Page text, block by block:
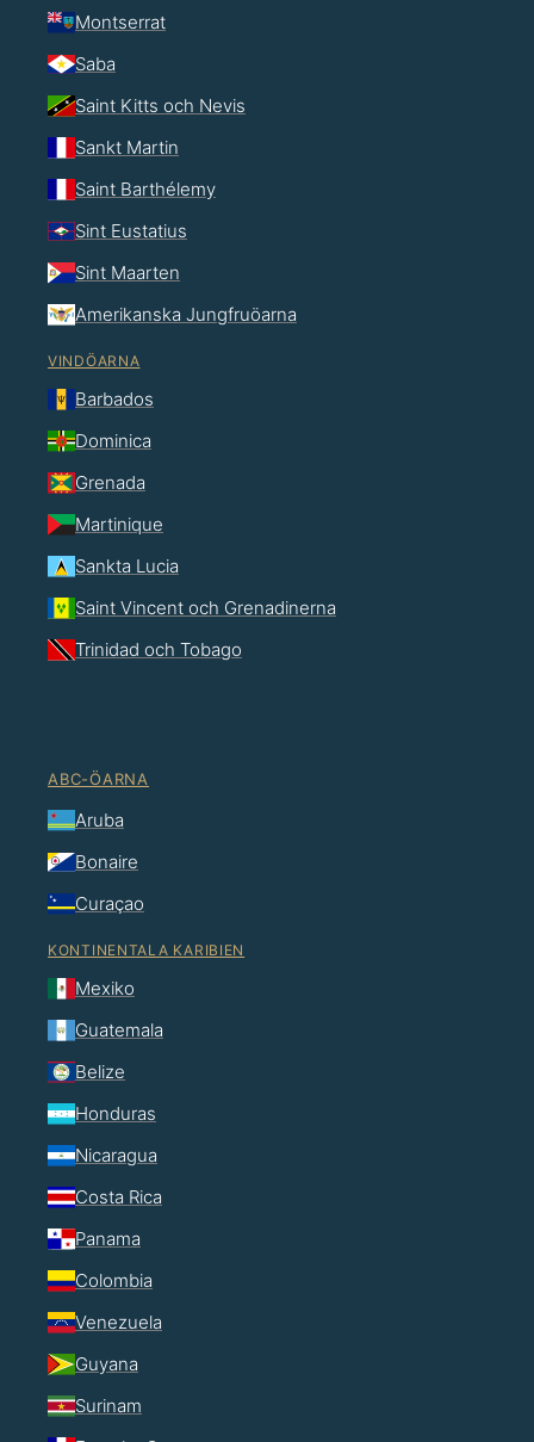
Montserrat
Saba
Saint Kitts och Nevis
Sankt Martin
Saint Barthélemy
Sint Eustatius
Sint Maarten
Amerikanska Jungfruöarna
VINDÖARNA
Barbados
Dominica
Grenada
Martinique
Sankta Lucia
Saint Vincent och Grenadinerna
Trinidad och Tobago
ABC-ÖARNA
Aruba
Bonaire
Curaçao
KONTINENTALA KARIBIEN
Mexiko
Guatemala
Belize
Honduras
Nicaragua
Costa Rica
Panama
Colombia
Venezuela
Guyana
Surinam